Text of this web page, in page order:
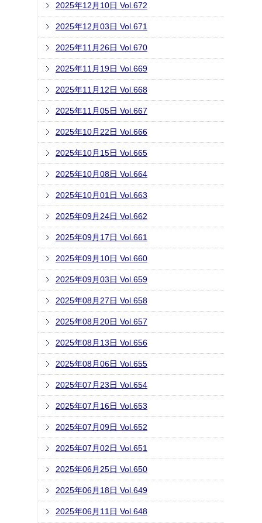
2025年12月10日 Vol.672
2025年12月03日 Vol.671
2025年11月26日 Vol.670
2025年11月19日 Vol.669
2025年11月12日 Vol.668
2025年11月05日 Vol.667
2025年10月22日 Vol.666
2025年10月15日 Vol.665
2025年10月08日 Vol.664
2025年10月01日 Vol.663
2025年09月24日 Vol.662
2025年09月17日 Vol.661
2025年09月10日 Vol.660
2025年09月03日 Vol.659
2025年08月27日 Vol.658
2025年08月20日 Vol.657
2025年08月13日 Vol.656
2025年08月06日 Vol.655
2025年07月23日 Vol.654
2025年07月16日 Vol.653
2025年07月09日 Vol.652
2025年07月02日 Vol.651
2025年06月25日 Vol.650
2025年06月18日 Vol.649
2025年06月11日 Vol.648